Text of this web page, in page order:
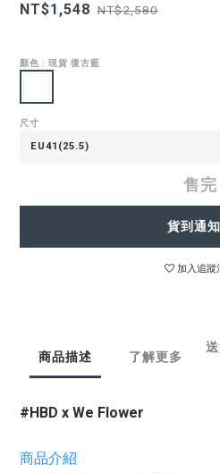
NT$1,548 NT$2,580
顏色 : 現貨 復古藍
尺寸
售完
貨到通
加入追蹤
商品描述 了解更多
#HBD x We Flower
商品介紹